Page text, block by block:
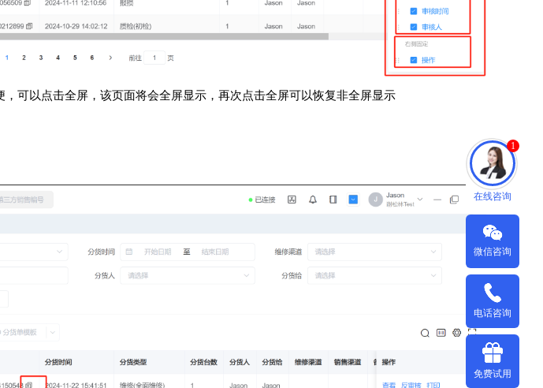
1
在线咨询
微信咨询
电话咨询
免费试用
可以点击全屏，该页面将会全屏显示，再次点击全屏可以恢复非全屏显示